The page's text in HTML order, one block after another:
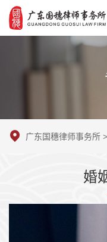
广东国穗律师事务所 >
婚